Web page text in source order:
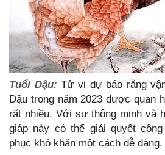
Tuổi Dậu: Tử vi dự báo rằng
Dậu trong năm 2023 được quan
rất nhiều. Với sự thông minh và
giáp này có thể giải quyết
phục khó khăn một cách dễ dàng.